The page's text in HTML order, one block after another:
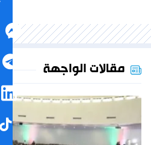
مقالات الواجهة